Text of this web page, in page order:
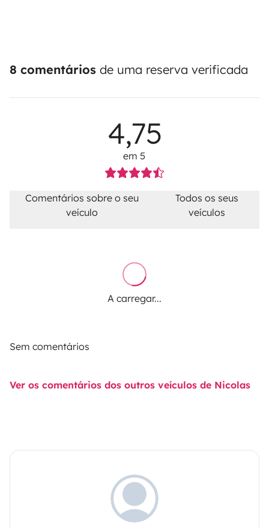
8 comentários de uma reserva verificada
4,75
em 5
Comentários sobre o seu
veículo
Todos os seus
veículos
A carregar...
Sem comentários
Ver os comentários dos outros veículos de Nicolas